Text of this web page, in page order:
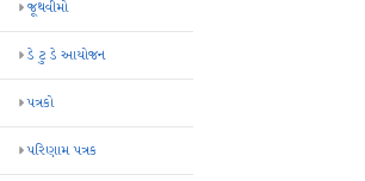
જૂથવીમો
ડે ટુ ડે આયોજન
પત્રકો
પરિણામ પત્રક